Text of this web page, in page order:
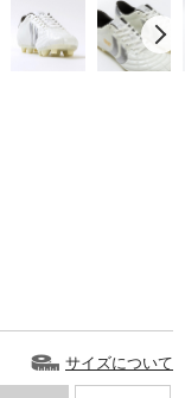
サイズについて